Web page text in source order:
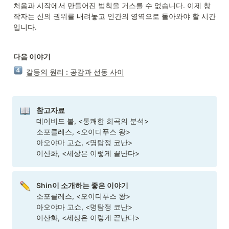
처음과 시작에서 만들어진 법칙을 거스를 수 없습니다. 이제 창
작자는 신의 권위를 내려놓고 인간의 영역으로 돌아와야 할 시간
입니다.
다음 이야기
갈등의 원리 : 공감과 선동 사이
참고자료
데이비드 볼, <통쾌한 희곡의 분석>
소포클레스, <오이디푸스 왕>
아오야마 고쇼, <명탐정 코난>
이산화, <세상은 이렇게 끝난다>
소포클레스, <오이디푸스 왕>
아오야마 고쇼, <명탐정 코난>
이산화, <세상은 이렇게 끝난다>